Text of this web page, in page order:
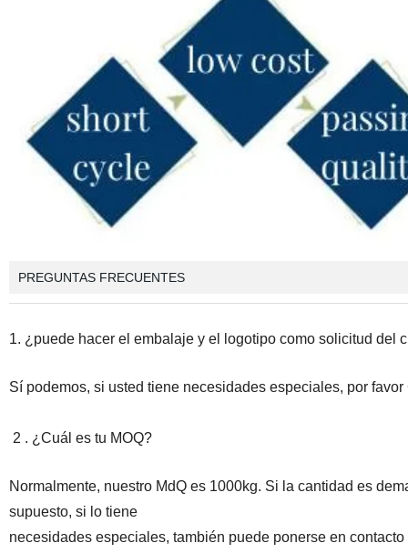
PREGUNTAS FRECUENTES
1. ¿puede hacer el embalaje y el logotipo como solicitud del
Sí podemos, si usted tiene necesidades especiales, por favor
2 . ¿Cuál es tu MOQ?
Normalmente, nuestro MdQ es 1000kg. Si la cantidad es
supuesto, si lo tiene
necesidades especiales, también puede ponerse en